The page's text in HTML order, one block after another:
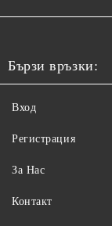
Бързи връзки:
Вход
Регистрация
За Нас
Контакт